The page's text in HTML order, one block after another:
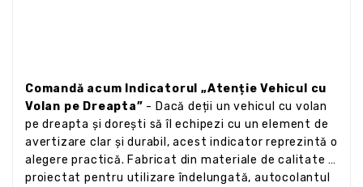
Comandă acum Indicatorul „Atenție Vehicul cu
Volan pe Dreapta” - Dacă deții un vehicul cu volan
pe dreapta și dorești să îl echipezi cu un element de
avertizare clar și durabil, acest indicator reprezintă o
alegere practică. Fabricat din materiale de calitate și
proiectat pentru utilizare îndelungată, autocolantul